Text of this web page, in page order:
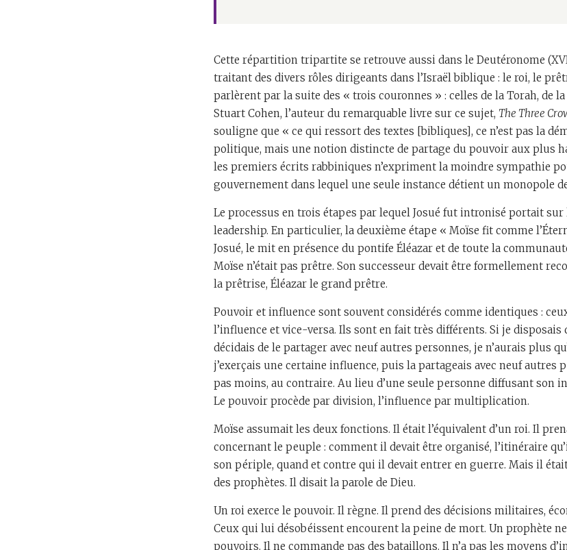
Cette répartition tripartite se retrouve aussi dans le Deutéronome
traitant des divers rôles dirigeants dans l’Israël biblique : le roi, le
parlèrent par la suite des « trois couronnes » : celles de la Torah, de
Stuart Cohen, l’auteur du remarquable livre sur ce sujet, The Three
souligne que « ce qui ressort des textes [bibliques], ce n’est pas la
politique, mais une notion distincte de partage du pouvoir aux plus
les premiers écrits rabbiniques n’expriment la moindre sympathie
gouvernement dans lequel une seule instance détient un monopole
Le processus en trois étapes par lequel Josué fut intronisé portait
leadership. En particulier, la deuxième étape « Moïse fit comme
Josué, le mit en présence du pontife Éléazar et de toute la
Moïse n’était pas prêtre. Son successeur devait être formellement
la prêtrise, Éléazar le grand prêtre.
Pouvoir et influence sont souvent considérés comme identiques :
l’influence et vice-versa. Ils sont en fait très différents. Si je disposais
décidais de le partager avec neuf autres personnes, je n’aurais plus
j’exerçais une certaine influence, puis la partageais avec neuf autres
pas moins, au contraire. Au lieu d’une seule personne diffusant son
Le pouvoir procède par division, l’influence par multiplication.
Moïse assumait les deux fonctions. Il était l’équivalent d’un roi. Il
concernant le peuple : comment il devait être organisé, l’itinéraire
son périple, quand et contre qui il devait entrer en guerre. Mais il
des prophètes. Il disait la parole de Dieu.
Un roi exerce le pouvoir. Il règne. Il prend des décisions militaires,
Ceux qui lui désobéissent encourent la peine de mort. Un prophète ne
pouvoirs. Il ne commande pas des bataillons. Il n’a pas les moyens